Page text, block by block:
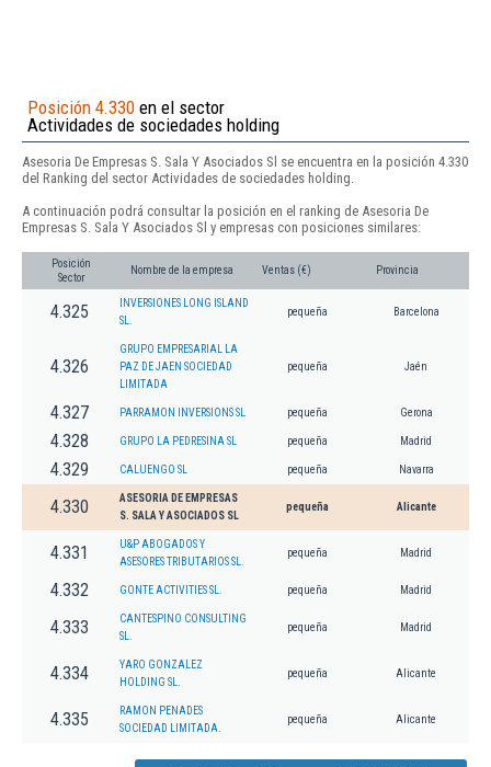
Posición 4.330 en el sector
Actividades de sociedades holding
Asesoria De Empresas S. Sala Y Asociados Sl se encuentra en la posición 4.330
del Ranking del sector Actividades de sociedades holding.
A continuación podrá consultar la posición en el ranking de Asesoria De
Empresas S. Sala Y Asociados Sl y empresas con posiciones similares:
Posición
Sector
Nombre de la empresa Ventas (€) Provincia
4.325
INVERSIONES LONG ISLAND
SL.
pequeña Barcelona
4.326
GRUPO EMPRESARIAL LA
PAZ DE JAEN SOCIEDAD
LIMITADA
pequeña Jaén
4.327 PARRAMON INVERSIONS SL pequeña Gerona
4.328 GRUPO LA PEDRESINA SL pequeña Madrid
4.329 CALUENGO SL pequeña Navarra
4.330
ASESORIA DE EMPRESAS
S. SALA Y ASOCIADOS SL
pequeña Alicante
4.331
U&P ABOGADOS Y
ASESORES TRIBUTARIOS SL.
pequeña Madrid
4.332 GONTE ACTIVITIES SL. pequeña Madrid
4.333
CANTESPINO CONSULTING
SL.
pequeña Madrid
4.334
YARO GONZALEZ
HOLDING SL.
pequeña Alicante
4.335
RAMON PENADES
SOCIEDAD LIMITADA.
pequeña Alicante